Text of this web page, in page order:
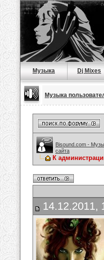
Музыка Dj Mixes
Музыка
Bisound.com -
сайта
К
14.12.2011,